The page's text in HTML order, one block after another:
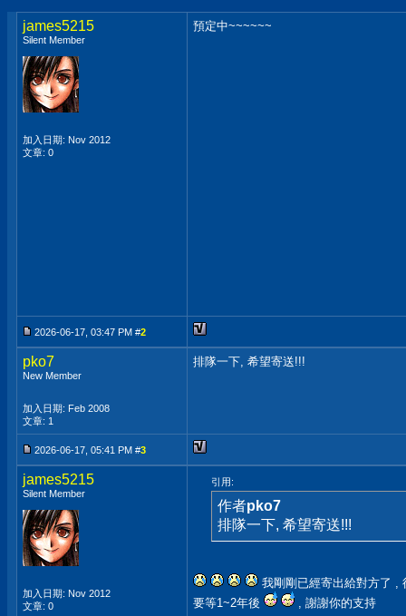
james5215
Silent Member
加入日期: Nov 2012
文章: 0
預定中~~~~~~
2026-06-17, 03:47 PM #2
pko7
New Member
加入日期: Feb 2008
文章: 1
排隊一下, 希望寄送!!!
2026-06-17, 05:41 PM #3
james5215
Silent Member
加入日期: Nov 2012
文章: 0
引用:
作者pko7
排隊一下, 希望寄送!!!
我剛剛已經寄出給對方了 ,
要等1~2年後
, 謝謝你的支持